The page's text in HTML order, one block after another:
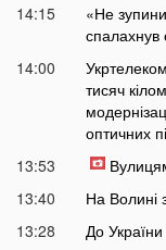
14:15
«Не
спалахнув
14:00
тисяч
оптичних
13:53
13:40
На Волині
13:28
До